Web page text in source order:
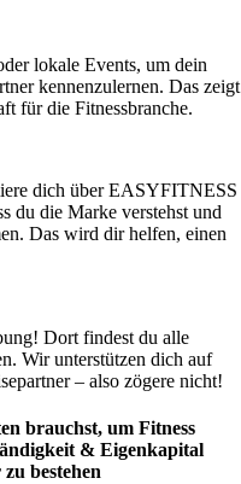
lokale Events, um dein
kennenzulernen. Das zeigt
für die Fitnessbranche.
dich über EASYFITNESS
du die Marke verstehst und
Das wird dir helfen, einen
Dort findest du alle
Wir unterstützen dich auf
– also zögere nicht!
brauchst, um Fitness
& Eigenkapital
bestehen